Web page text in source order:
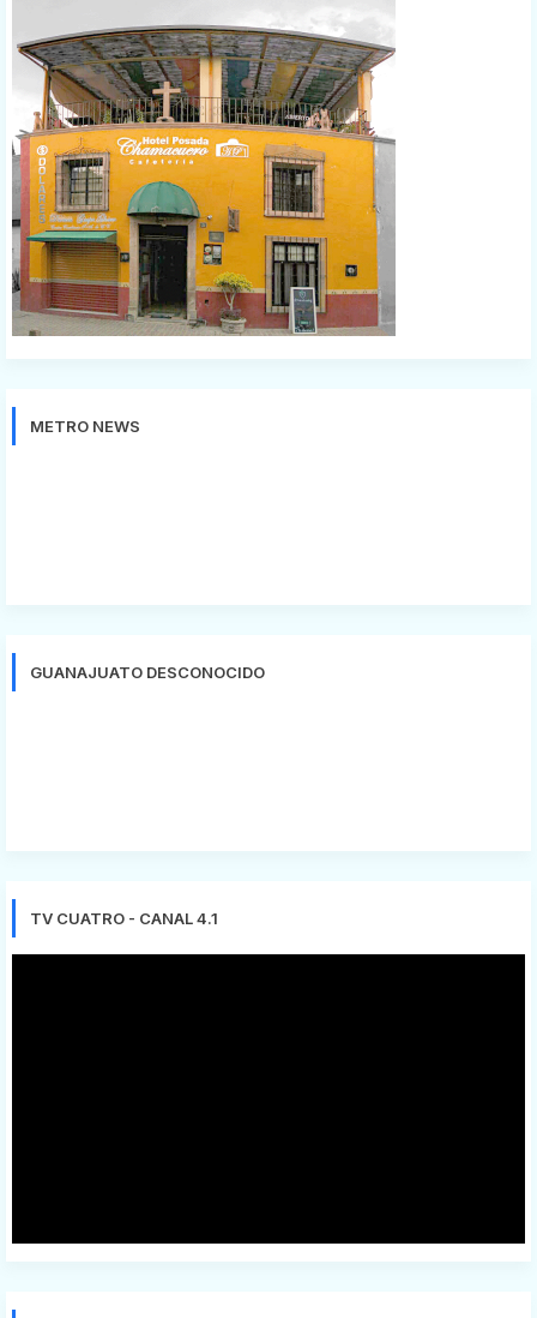
METRO NEWS
GUANAJUATO DESCONOCIDO
TV CUATRO - CANAL 4.1